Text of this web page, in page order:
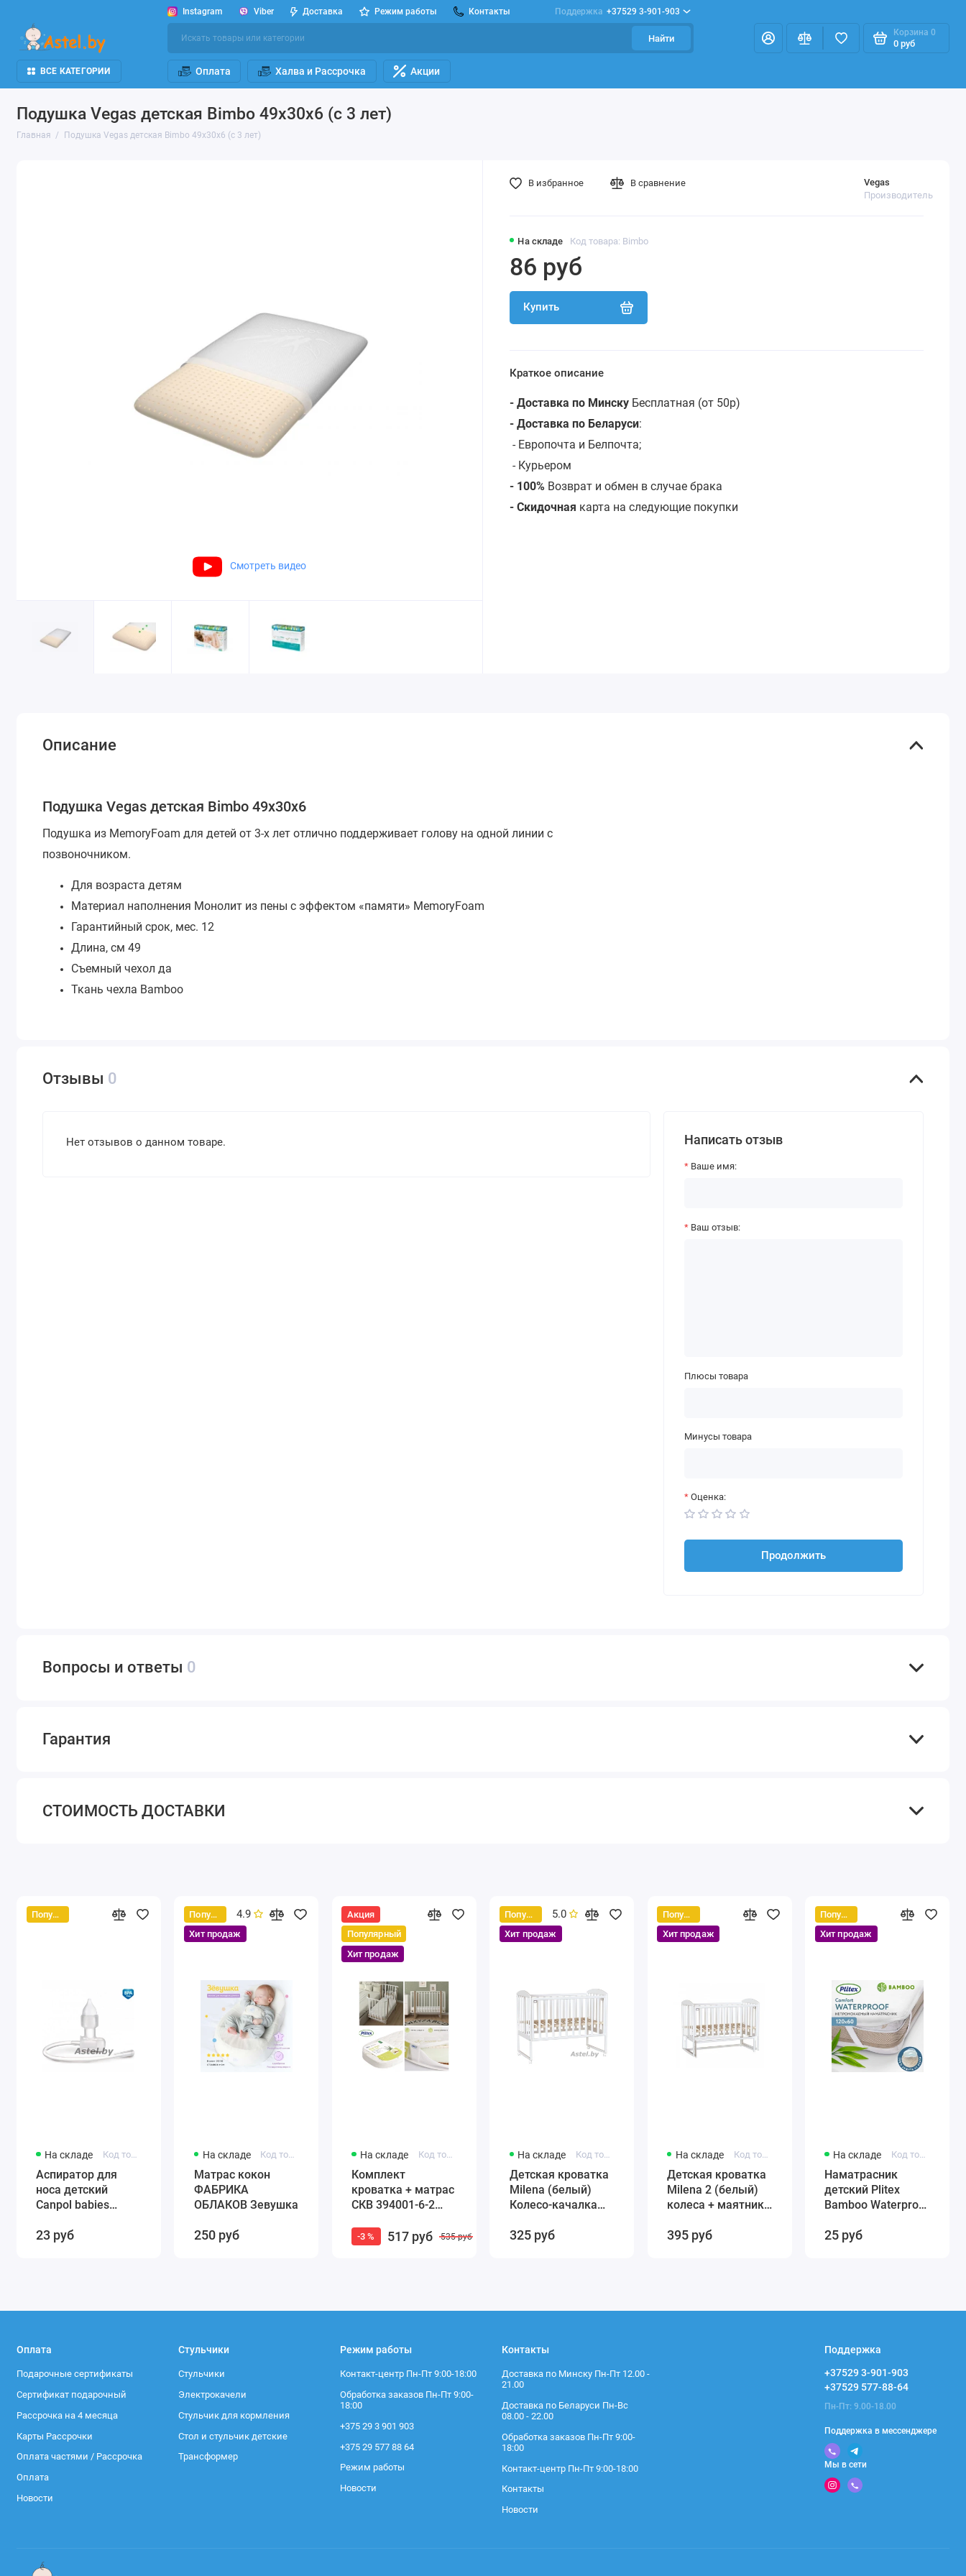
Instagram Viber Доставка Режим работы Контакты Поддержка +37529 3-901-903
Найти
Корзина 0
0 руб
ВСЕ КАТЕГОРИИ Оплата Халва и Рассрочка Акции
Подушка Vegas детская Bimbo 49х30х6 (с 3 лет)
Главная Подушка Vegas детская Bimbo 49х30х6 (с 3 лет)
Смотреть видео
На складе Код товара: Bimbo
Vegas
Производитель
86 руб
Купить
В избранное В сравнение
Краткое описание
- Доставка по МинскуБесплатная (от 50р)
- Доставка по Беларуси:
- Европочта и Белпочта;
- Курьером
- 100% Возврат и обмен в случае брака
- Скидочная карта на следующие покупки
Описание
Подушка Vegas детская Bimbo 49х30х6
Подушка из MemoryFoam для детей от 3-х лет отлично поддерживает голову на одной линии с
позвоночником.
Для возраста детям
Материал наполнения Монолит из пены с эффектом «памяти» MemoryFoam
Гарантийный срок, мес. 12
Длина, см 49
Съемный чехол да
Ткань чехла Bamboo
Отзывы 0
Нет отзывов о данном товаре. Написать отзыв
Ваше имя:
Ваш отзыв:
Плюсы товара
Минусы товара
Оценка:
Продолжить
Вопросы и ответы 0
Гарантия
СТОИМОСТЬ ДОСТАВКИ
Популярный
На складе Код товара: 56/007
Аспиратор для
носа детский
Canpol babies
56/007
23 руб
Популярный
Хит продаж
4.9
На складе Код товара: 0001
Матрас кокон
ФАБРИКА
ОБЛАКОВ Зевушка
250 руб
Акция
Популярный
Хит продаж
На складе Код товара: 4650259584965
Комплект
кроватка + матрас
СКВ 394001-6-2
бук (закругленные
-3 % 517 руб 535 руб
Популярный
Хит продаж
5.0
На складе Код товара: F002-01
Детская кроватка
Milena (белый)
Колесо-качалка
быстросъемная
325 руб
Популярный
Хит продаж
На складе Код товара: 431384246-12321
Детская кроватка
Milena 2 (белый)
колеса + маятник
быстросъемная
395 руб
Популярный
Хит продаж
На складе Код товара: 4811599005859
Наматрасник
детский Plitex
Bamboo Waterproof
арт. НН-02.1
25 руб
Оплата
Подарочные сертификаты
Сертификат подарочный
Рассрочка на 4 месяца
Карты Рассрочки
Оплата частями / Рассрочка
Оплата
Новости
Стульчики
Стульчики
Электрокачели
Стульчик для кормления
Стол и стульчик детские
Трансформер
Режим работы
Контакт-центр Пн-Пт 9:00-18:00
Обработка заказов Пн-Пт 9:00-
18:00
+375 29 3 901 903
+375 29 577 88 64
Режим работы
Новости
Контакты
Доставка по Минску Пн-Пт 12.00 -
21.00
Доставка по Беларуси Пн-Вс
08.00 - 22.00
Обработка заказов Пн-Пт 9:00-
18:00
Контакт-центр Пн-Пт 9:00-18:00
Контакты
Новости
Поддержка
+37529 3-901-903
+37529 577-88-64
Пн-Пт: 9.00-18.00
Поддержка в мессенджере
Мы в сети